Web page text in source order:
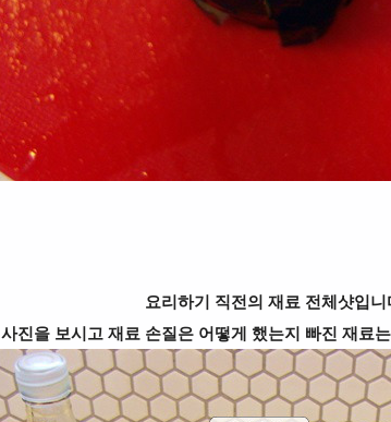
요리하기 직전의 재료 전체샷입니
사진을 보시고 재료 손질은 어떻게 했는지 빠진 재료